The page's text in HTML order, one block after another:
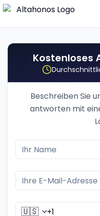
Kostenloses
Beschreiben Sie
antworten mit
🇺🇸